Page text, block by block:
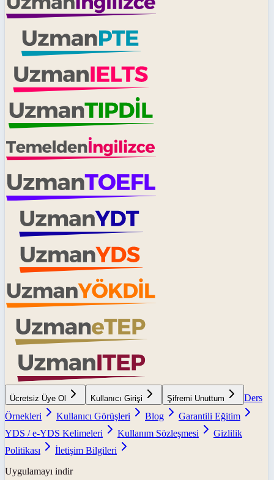
Ücretsiz Üye Ol Kullanıcı Girişi Şifremi Unuttum
Ders
Örnekleri
Kullanıcı Görüşleri Blog
Garantili Eğitim
YDS / e-YDS Kelimeleri
Kullanım Sözleşmesi
Gizlilik
Politikası
İletişim Bilgileri
Uygulamayı indir